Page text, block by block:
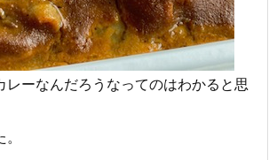
レーなんだろうなってのはわかると思